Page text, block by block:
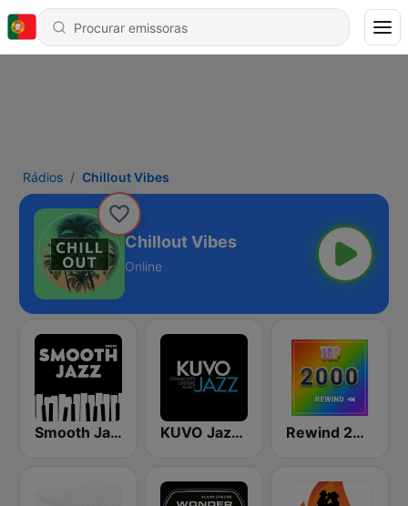
Rádios Chillout Vibes
Chillout Vibes
Online
Smooth Jazz - Groov KUVO Jazz 89.3 FM Rewind 2000's